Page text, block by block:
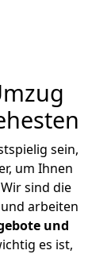
sein,
um Ihnen
sind die
und arbeiten
und
es ist,